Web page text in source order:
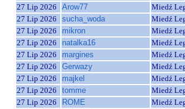
27 Lip 2026
Arow77
Miedź
27 Lip 2026
sucha_woda
Miedź
27 Lip 2026
mikron
Miedź
27 Lip 2026
natalka16
Miedź
27 Lip 2026
margines
Miedź
27 Lip 2026
Gerwazy
Miedź
27 Lip 2026
majkel
Miedź
27 Lip 2026
tomme
Miedź
27 Lip 2026
ROME
Miedź